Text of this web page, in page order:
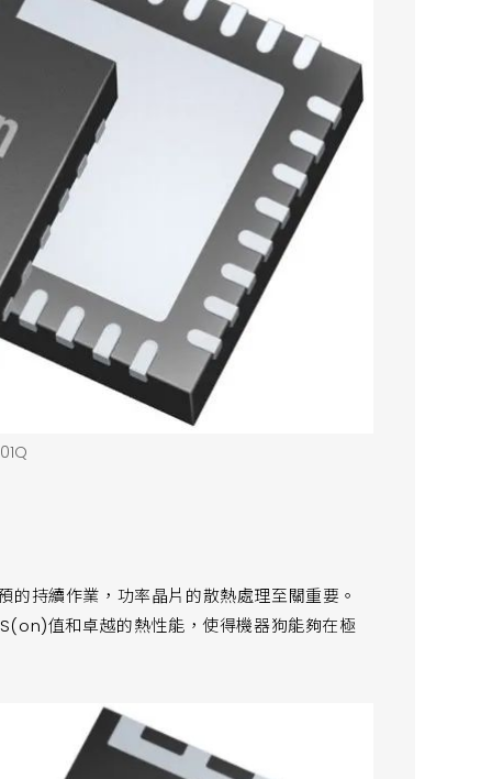
的持續作業，功率晶片的散熱處理至關重要。
值和卓越的熱性能，使得機器狗能夠在極